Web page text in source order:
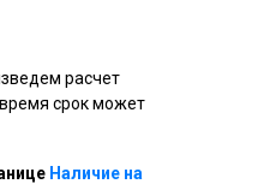
расчет
срок может
Наличие на